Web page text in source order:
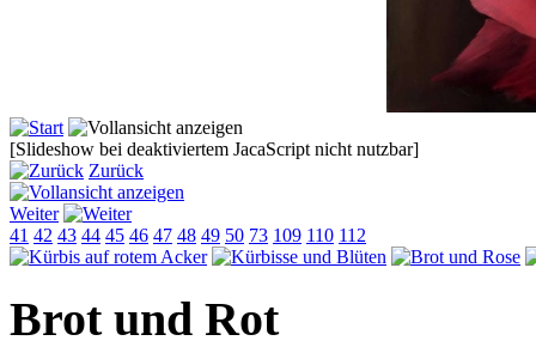
[Slideshow bei deaktiviertem JacaScript nicht nutzbar]
Zurück
Weiter
41 42 43 44 45 46 47 48 49 50 73 109 110 112
Brot und Rot